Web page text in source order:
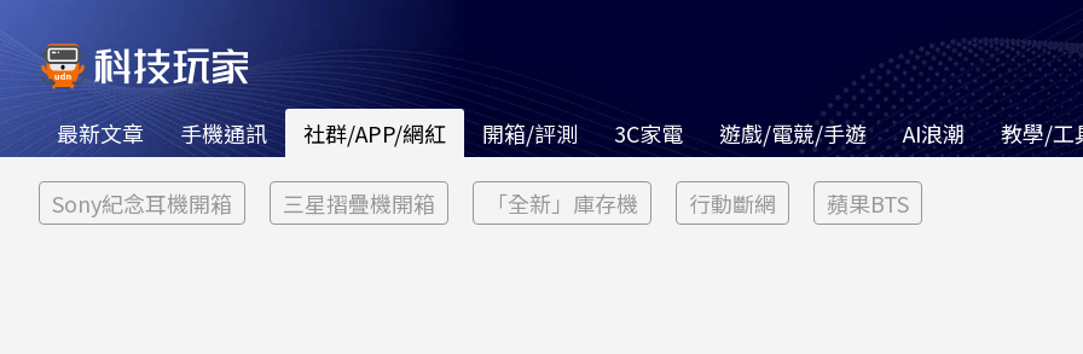
最新文章 手機通訊 社群/APP/網紅 開箱/評測 3C家電 遊戲/電競/手遊 AI浪潮 教學/工
Sony紀念耳機開箱 三星摺疊機開箱 「全新」庫存機 行動斷網 蘋果BTS